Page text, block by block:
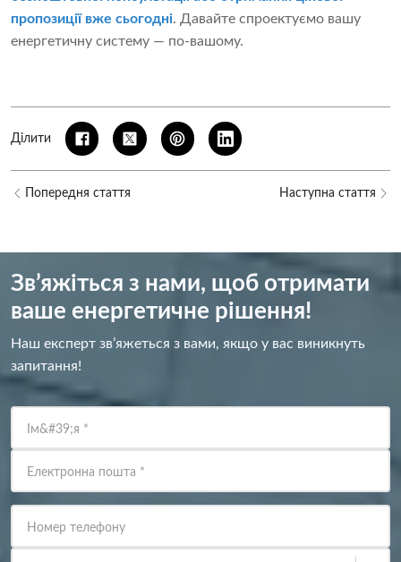
пропозиції вже сьогодні. Давайте спроектуємо вашу
енергетичну систему — по-вашому.
Ділити
Попередня стаття Наступна стаття
Зв’яжіться з нами, щоб отримати
ваше енергетичне рішення!
Наш експерт зв’яжеться з вами, якщо у вас виникнуть
запитання!
Ім&#39;я *
Електронна пошта *
Номер телефону